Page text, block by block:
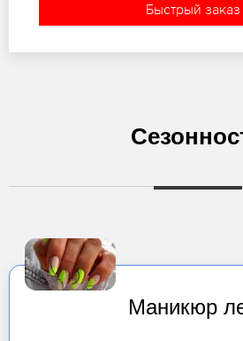
Быстрый заказ
Маникюр